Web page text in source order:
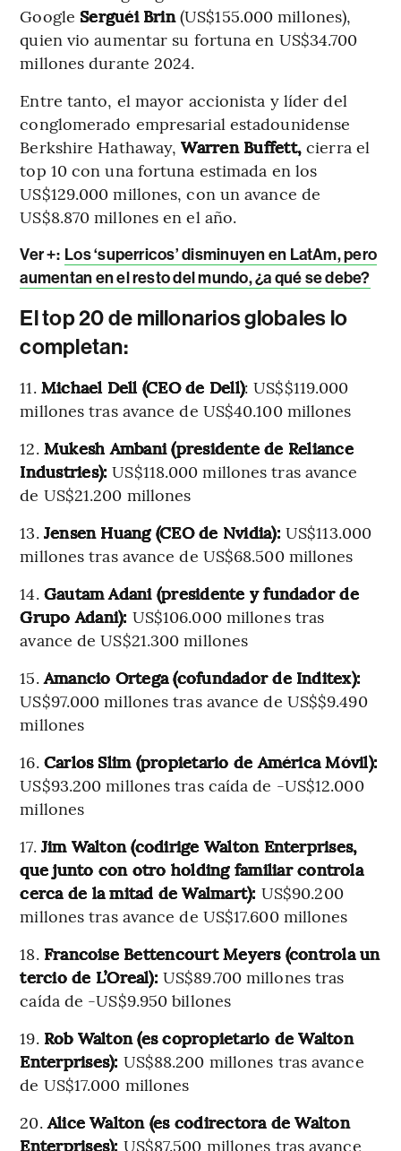
Google Serguéi Brin(US$155.000 millones),
quien vio aumentar su fortuna en US$34.700
millones durante 2024.
Entre tanto, el mayor accionista y líder del
conglomerado empresarial estadounidense
Berkshire Hathaway,Warren Buffett, cierra el
top 10 con una fortuna estimada en los
US$129.000 millones, con un avance de
US$8.870 millones en el año.
Ver +: Los ‘superricos’ disminuyen en LatAm, pero
aumentan en el resto del mundo, ¿a qué se debe?
El top 20 de millonarios globales lo
completan:
11. Michael Dell (CEO de Dell): US$$119.000
millones tras avance de US$40.100 millones
12.Mukesh Ambani (presidente de Reliance
Industries): US$118.000 millones tras avance
de US$21.200 millones
13. Jensen Huang (CEO de Nvidia): US$113.000
millones tras avance de US$68.500 millones
14. Gautam Adani (presidente y fundador de
Grupo Adani): US$106.000 millones tras
avance de US$21.300 millones
15.Amancio Ortega (cofundador de Inditex):
US$97.000 millones tras avance de US$$9.490
millones
16. Carlos Slim (propietario de América Móvil):
US$93.200 millones tras caída de -US$12.000
millones
17. Jim Walton (codirige Walton Enterprises,
que junto con otro holding familiar controla
cerca de la mitad de Walmart): US$90.200
millones tras avance de US$17.600 millones
18. Francoise Bettencourt Meyers (controla un
tercio de L’Oreal): US$89.700 millones tras
caída de -US$9.950 billones
19. Rob Walton (es copropietario de Walton
Enterprises): US$88.200 millones tras avance
de US$17.000 millones
20.Alice Walton (es codirectora de Walton
Enterprises): US$87.500 millones tras avance